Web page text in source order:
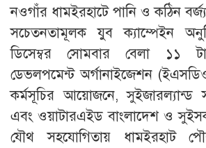
নওগাঁর ধামইরহাটে পানি ও কঠিন
সচেতনতামূলক যুব ক্যাম্পেইন
ডিসেম্বর সোমবার বেলা ১১
ডেভলপমেন্ট অর্গানাইজেশন
কর্মসূচির আয়োজনে, সুইজারল্যান্ড
এবং ওয়াটারএইড বাংলাদেশ ও
যৌথ সহযোগিতায় ধামইরহাট